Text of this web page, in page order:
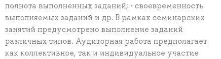
полнота выполненных заданий; • своевременность
выполняемых заданий и др. В рамках семинарских
занятий предусмотрено выполнение заданий
различных типов. Аудиторная работа предполагает
как коллективное, так и индивидуальное участие